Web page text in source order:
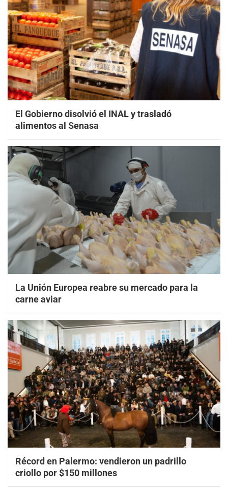
El Gobierno disolvió el INAL y trasladó
alimentos al Senasa
La Unión Europea reabre su mercado para la
carne aviar
Récord en Palermo: vendieron un padrillo
criollo por $150 millones